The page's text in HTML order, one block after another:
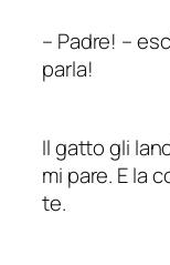
– Padre! –
parla!
Il gatto gli
mi pare. E la
te.